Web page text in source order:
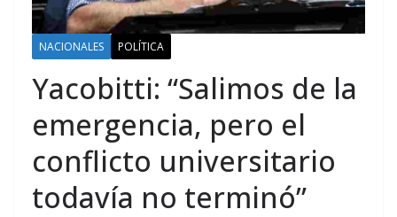
NACIONALES POLÍTICA
Yacobitti: “Salimos de la
emergencia, pero el
conflicto universitario
todavía no terminó”